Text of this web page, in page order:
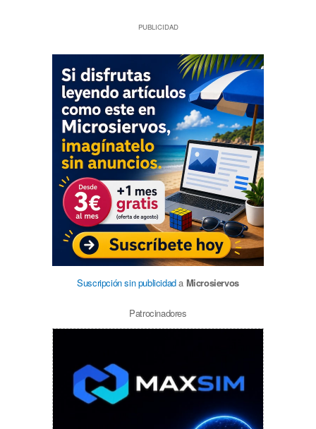
PUBLICIDAD
Suscripción sin publicidada Microsiervos
Patrocinadores